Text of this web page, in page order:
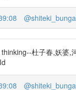
杜子春,妖婆,